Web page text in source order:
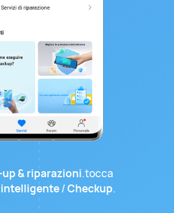
& riparazioni.tocca
/Checkup.